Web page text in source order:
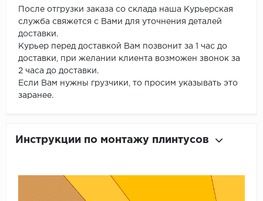
После отгрузки заказа со склада наша Курьерская
служба свяжется с Вами для уточнения деталей
доставки.
Курьер перед доставкой Вам позвонит за 1 час до
доставки, при желании клиента возможен звонок за
2 часа до доставки.
Если Вам нужны грузчики, то просим указывать это
заранее.
Инструкции по монтажу плинтусов